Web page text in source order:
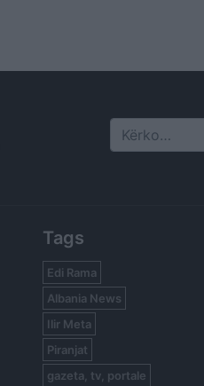
Search
Tags
Edi Rama
Albania News
Ilir Meta
Piranjat
gazeta, tv, portale